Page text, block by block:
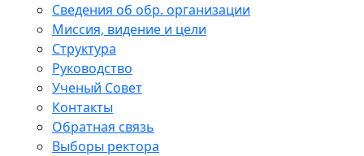
Сведения об обр. организации
Миссия, видение и цели
Структура
Руководство
Ученый Совет
Контакты
Обратная связь
Выборы ректора